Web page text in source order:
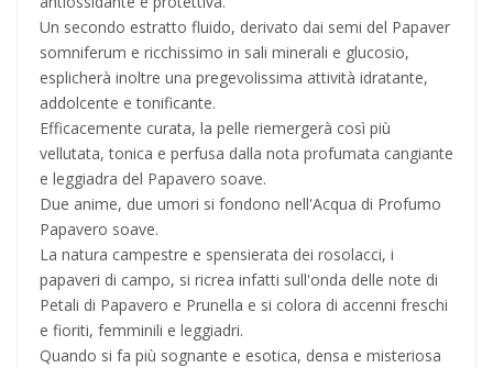
Un secondo estratto fluido, derivato dai semi del Papaver
somniferum e ricchissimo in sali minerali e glucosio,
esplicherà inoltre una pregevolissima attività idratante,
addolcente e tonificante.
Efficacemente curata, la pelle riemergerà così più
vellutata, tonica e perfusa dalla nota profumata cangiante
e leggiadra del Papavero soave.
Due anime, due umori si fondono nell'Acqua di Profumo
Papavero soave.
La natura campestre e spensierata dei rosolacci, i
papaveri di campo, si ricrea infatti sull'onda delle note di
Petali di Papavero e Prunella e si colora di accenni freschi
e fioriti, femminili e leggiadri.
Quando si fa più sognante e esotica, densa e misteriosa